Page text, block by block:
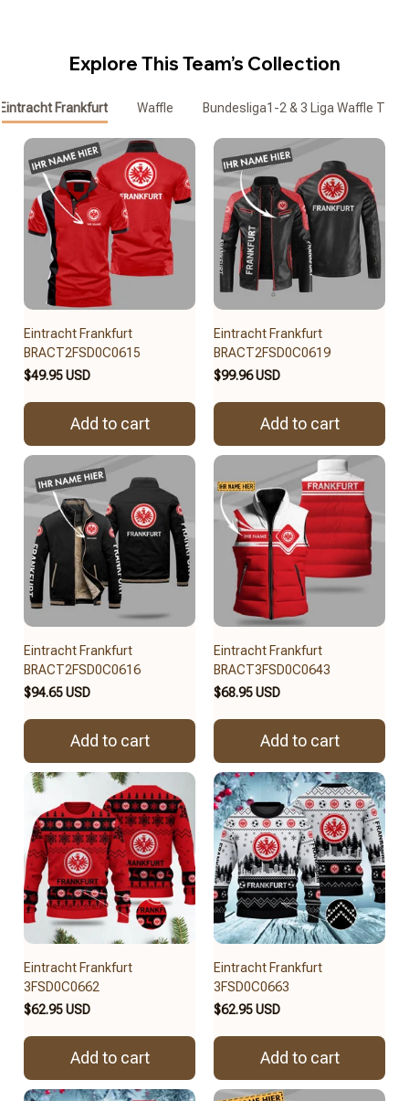
Explore This Team’s Collection
Eintracht Frankfurt Waffle Bundesliga1-2 & 3 Liga Waffle T-
Eintracht Frankfurt
BRACT2FSD0C0615
$49.95 USD
Add to cart
Eintracht Frankfurt
BRACT2FSD0C0619
$99.96 USD
Add to cart
Eintracht Frankfurt
BRACT2FSD0C0616
$94.65 USD
Add to cart
Eintracht Frankfurt
BRACT3FSD0C0643
$68.95 USD
Add to cart
Eintracht Frankfurt
3FSD0C0662
$62.95 USD
Add to cart
Eintracht Frankfurt
3FSD0C0663
$62.95 USD
Add to cart